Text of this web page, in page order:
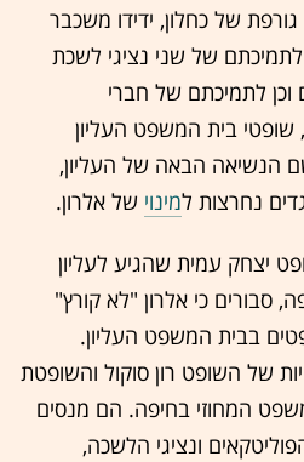
של כחלון, ידידו משכבר
לתמיכתם של שני נציגי לשכת
וכן לתמיכתם של חברי
שופטי בית המשפט העליון
הנשיאה הבאה של העליון,
נחרצות למינוי של אלרון.
יצחק עמית שהגיע לעליון
סבורים כי אלרון "לא קורץ"
בבית המשפט העליון.
של השופט רון סוקול והשופטת
המחוזי בחיפה. הם מנסים
ונציגי הלשכה,